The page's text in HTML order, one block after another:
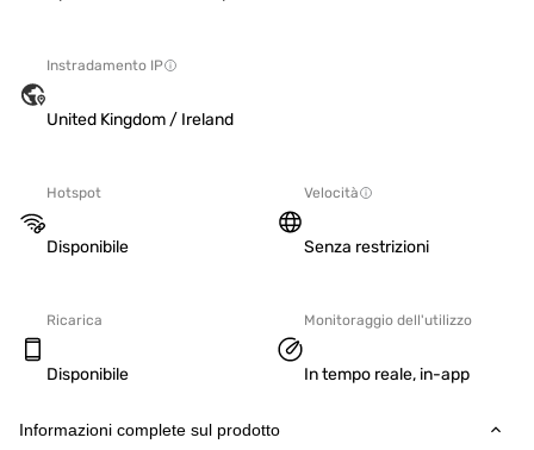
Instradamento IP
United Kingdom / Ireland
Hotspot
Disponibile
Velocità
Senza restrizioni
Ricarica
Disponibile
Monitoraggio dell'utilizzo
In tempo reale, in-app
Informazioni complete sul prodotto